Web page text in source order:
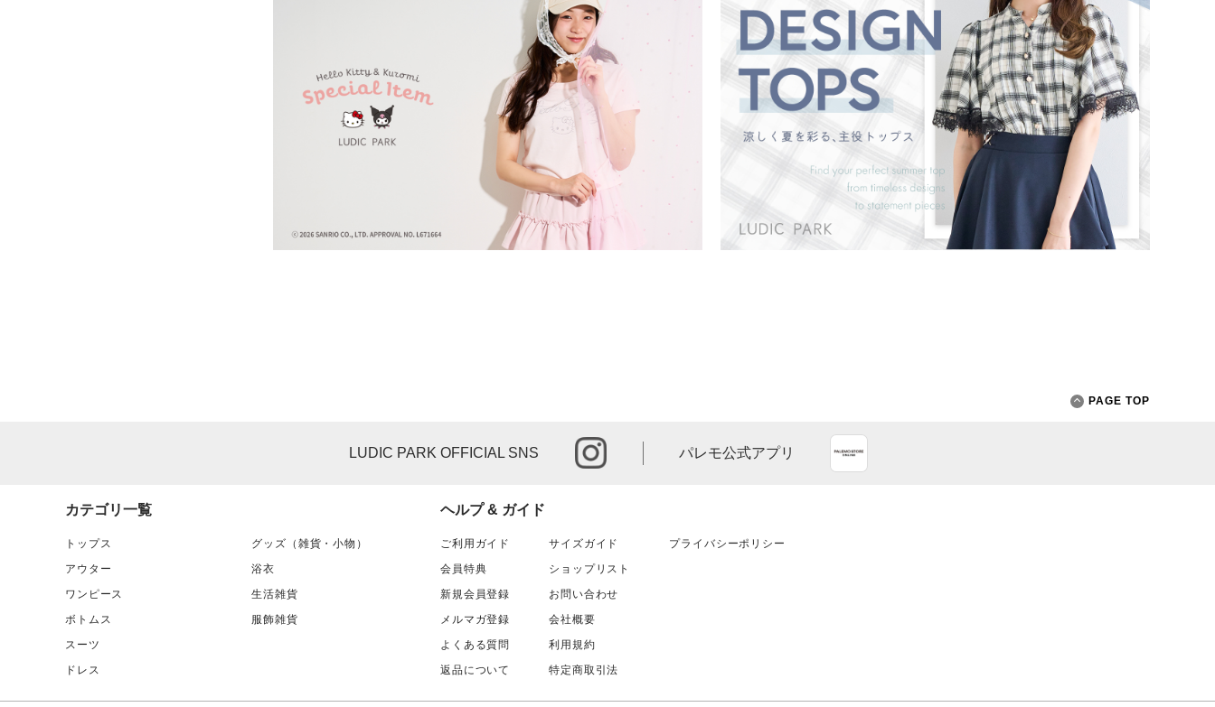
PAGE TOP
LUDIC PARK OFFICIAL SNS
instagram
パレモ公式アプリ
App Store
カテゴリ一覧
トップス
アウター
ワンピース
ボトムス
スーツ
ドレス
グッズ（雑貨・小物）
浴衣
生活雑貨
服飾雑貨
ヘルプ & ガイド
ご利用ガイド
会員特典
新規会員登録
メルマガ登録
よくある質問
返品について
サイズガイド
ショップリスト
お問い合わせ
会社概要
利用規約
特定商取引法
プライバシーポリシー